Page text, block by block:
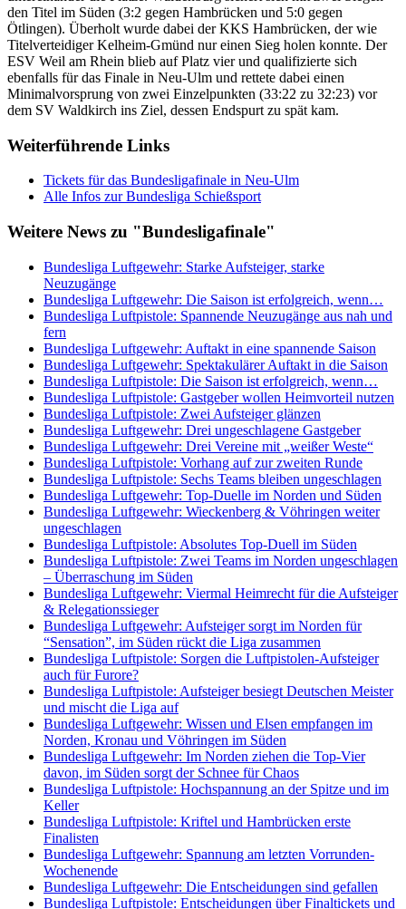
den Titel im Süden (3:2 gegen Hambrücken und 5:0 gegen
Ötlingen). Überholt wurde dabei der KKS Hambrücken, der wie
Titelverteidiger Kelheim-Gmünd nur einen Sieg holen konnte. Der
ESV Weil am Rhein blieb auf Platz vier und qualifizierte sich
ebenfalls für das Finale in Neu-Ulm und rettete dabei einen
Minimalvorsprung von zwei Einzelpunkten (33:22 zu 32:23) vor
dem SV Waldkirch ins Ziel, dessen Endspurt zu spät kam.
Weiterführende Links
Tickets für das Bundesligafinale in Neu-Ulm
Alle Infos zur Bundesliga Schießsport
Weitere News zu "Bundesligafinale"
Bundesliga Luftgewehr: Starke Aufsteiger, starke
Neuzugänge
Bundesliga Luftgewehr: Die Saison ist erfolgreich, wenn…
Bundesliga Luftpistole: Spannende Neuzugänge aus nah und
fern
Bundesliga Luftgewehr: Auftakt in eine spannende Saison
Bundesliga Luftgewehr: Spektakulärer Auftakt in die Saison
Bundesliga Luftpistole: Die Saison ist erfolgreich, wenn…
Bundesliga Luftpistole: Gastgeber wollen Heimvorteil nutzen
Bundesliga Luftpistole: Zwei Aufsteiger glänzen
Bundesliga Luftgewehr: Drei ungeschlagene Gastgeber
Bundesliga Luftgewehr: Drei Vereine mit „weißer Weste“
Bundesliga Luftpistole: Vorhang auf zur zweiten Runde
Bundesliga Luftpistole: Sechs Teams bleiben ungeschlagen
Bundesliga Luftgewehr: Top-Duelle im Norden und Süden
Bundesliga Luftgewehr: Wieckenberg & Vöhringen weiter
ungeschlagen
Bundesliga Luftpistole: Absolutes Top-Duell im Süden
Bundesliga Luftpistole: Zwei Teams im Norden ungeschlagen
– Überraschung im Süden
Bundesliga Luftgewehr: Viermal Heimrecht für die Aufsteiger
& Relegationssieger
Bundesliga Luftgewehr: Aufsteiger sorgt im Norden für
“Sensation”, im Süden rückt die Liga zusammen
Bundesliga Luftpistole: Sorgen die Luftpistolen-Aufsteiger
auch für Furore?
Bundesliga Luftpistole: Aufsteiger besiegt Deutschen Meister
und mischt die Liga auf
Bundesliga Luftgewehr: Wissen und Elsen empfangen im
Norden, Kronau und Vöhringen im Süden
Bundesliga Luftgewehr: Im Norden ziehen die Top-Vier
davon, im Süden sorgt der Schnee für Chaos
Bundesliga Luftpistole: Hochspannung an der Spitze und im
Keller
Bundesliga Luftpistole: Kriftel und Hambrücken erste
Finalisten
Bundesliga Luftgewehr: Spannung am letzten Vorrunden-
Wochenende
Bundesliga Luftgewehr: Die Entscheidungen sind gefallen
Bundesliga Luftpistole: Entscheidungen über Finaltickets und